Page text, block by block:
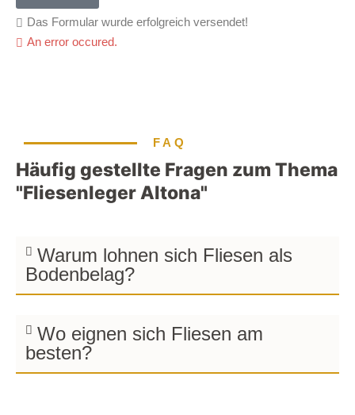
Das Formular wurde erfolgreich versendet!
An error occured.
FAQ
Häufig gestellte Fragen zum Thema
"Fliesenleger Altona"
Warum lohnen sich Fliesen als
Bodenbelag?
Wo eignen sich Fliesen am
besten?